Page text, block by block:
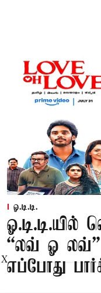
ஓ.டி.டி.
ஓ.டி.டி.யில்
“லவ் ஓ லவ்”
எப்போது
X